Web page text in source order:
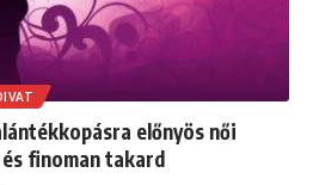
előnyös női
finoman takard